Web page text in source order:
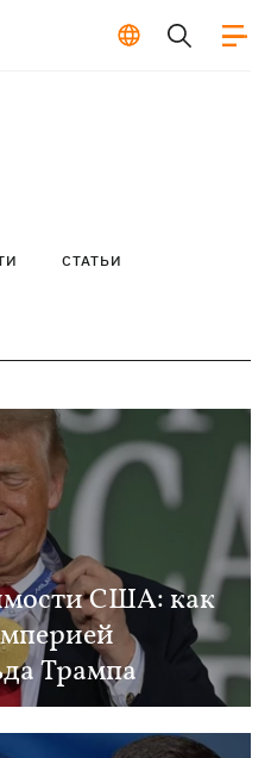
СТАТЬИ
США: как
Трампа